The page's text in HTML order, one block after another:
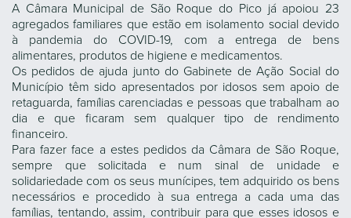
A Câmara Municipal de São Roque do Pico já apoiou 23
agregados familiares que estão em isolamento social devido
à pandemia do COVID-19, com a entrega de bens
alimentares, produtos de higiene e medicamentos.
Os pedidos de ajuda junto do Gabinete de Ação Social do
Município têm sido apresentados por idosos sem apoio de
retaguarda, famílias carenciadas e pessoas que trabalham ao
dia e que ficaram sem qualquer tipo de rendimento
financeiro.
Para fazer face a estes pedidos da Câmara de São Roque,
sempre que solicitada e num sinal de unidade e
solidariedade com os seus munícipes, tem adquirido os bens
necessários e procedido à sua entrega a cada uma das
famílias, tentando, assim, contribuir para que esses idosos e